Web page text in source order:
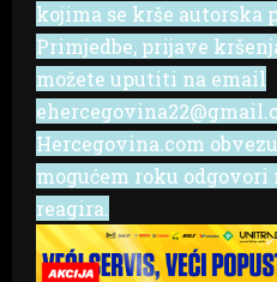
kojima se krše autorska
Primjedbe, prijave
možete uputiti na email
Hercegovina.com
mogućem roku odgovori
reagira.